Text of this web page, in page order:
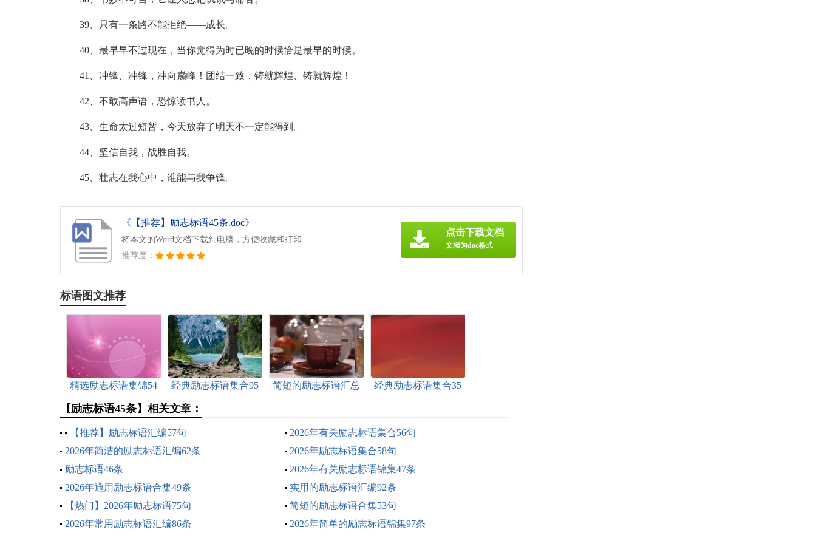
39、只有一条路不能拒绝——成长。
40、最早早不过现在，当你觉得为时已晚的时候恰是最早的时候。
41、冲锋、冲锋，冲向巅峰！团结一致，铸就辉煌、铸就辉煌！
42、不敢高声语，恐惊读书人。
43、生命太过短暂，今天放弃了明天不一定能得到。
44、坚信自我，战胜自我。
45、壮志在我心中，谁能与我争锋。
《【推荐】励志标语45条.doc》
将本文的Word文档下载到电脑，方便收藏和打印
推荐度：
点击下载文档
文档为doc格式
标语图文推荐
精选励志标语集锦54
经典励志标语集合95
简短的励志标语汇总
经典励志标语集合35
【励志标语45条】相关文章：
【推荐】励志标语汇编57句
2026年有关励志标语集合56句
2026年简洁的励志标语汇编62条
2026年励志标语集合58句
励志标语46条
2026年有关励志标语锦集47条
2026年通用励志标语合集49条
实用的励志标语汇编92条
【热门】2026年励志标语75句
简短的励志标语合集53句
2026年常用励志标语汇编86条
2026年简单的励志标语锦集97条